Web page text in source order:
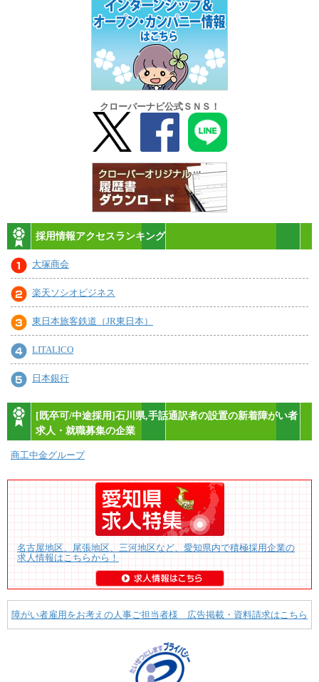
クローバーナビ公式ＳＮＳ！
採用情報アクセスランキング
大塚商会
楽天ソシオビジネス
東日本旅客鉄道（JR東日本）
LITALICO
日本銀行
[既卒可/中途採用]石川県,手話通訳者の設置の新着障がい者
求人・就職募集の企業
商工中金グループ
名古屋地区、尾張地区、三河地区など、愛知県内で積極採用企業の
求人情報はこちらから！
障がい者雇用をお考えの人事ご担当者様 広告掲載・資料請求はこちら